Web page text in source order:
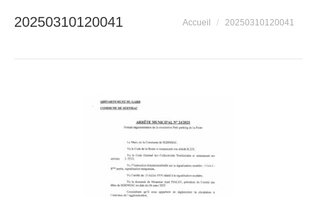
20250310120041 Vous êtes ici :
Accueil 20250310120041